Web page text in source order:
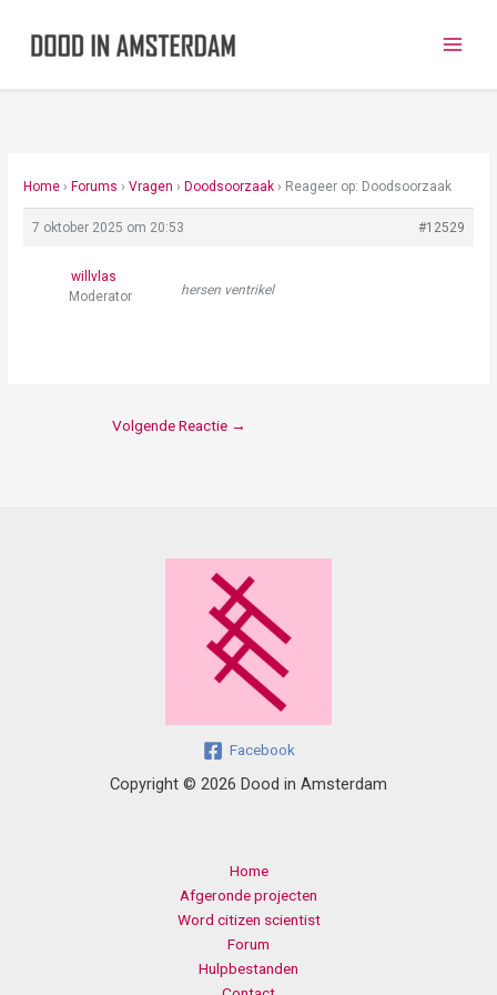
Home › Forums › Vragen › Doodsoorzaak › Reageer op: Doodsoorzaak
7 oktober 2025 om 20:53 #12529
willvlas
Moderator
hersen ventrikel
Volgende Reactie →
Facebook
Copyright © 2026 Dood in Amsterdam
Home
Afgeronde projecten
Word citizen scientist
Forum
Hulpbestanden